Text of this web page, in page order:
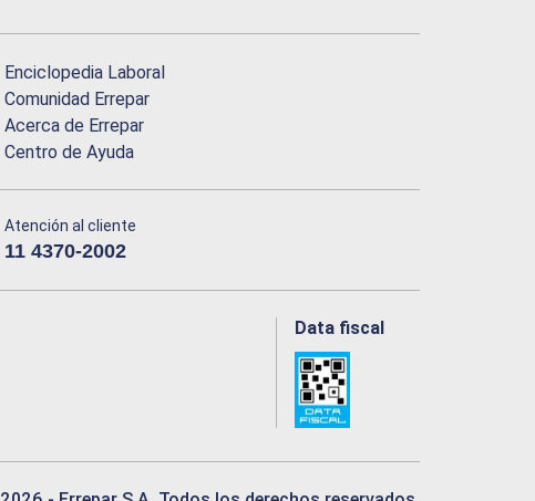
Enciclopedia Laboral
Comunidad Errepar
Acerca de Errepar
Centro de Ayuda
Atención al cliente
11 4370-2002
Data fiscal